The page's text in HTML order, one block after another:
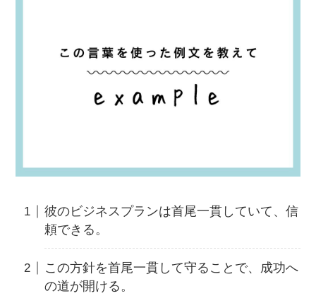
彼のビジネスプランは首尾一貫していて、信
頼できる。
この方針を首尾一貫して守ることで、成功へ
の道が開ける。